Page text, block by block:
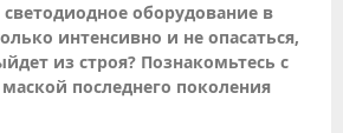
оборудование в
интенсивно и не опасаться,
из строя? Познакомьтесь с
последнего поколения